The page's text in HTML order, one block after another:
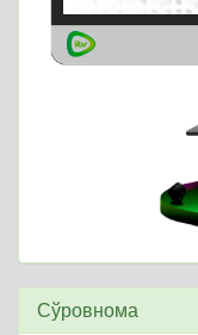
Сўровнома